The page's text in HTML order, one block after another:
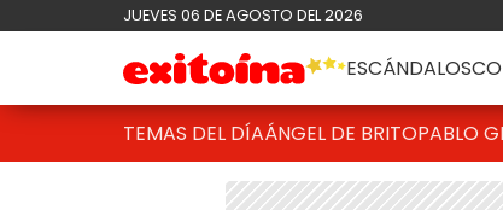
JUEVES 06 DE AGOSTO DEL 2026
ESCÁNDALOS
TEMAS DEL DÍAÁNGEL DE BRITOPABLO